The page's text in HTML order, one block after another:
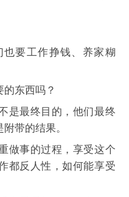
要工作挣钱、养家糊
东西吗？
是最终目的，他们最终
带的结果。
做事的过程，享受这个
都反人性，如何能享受